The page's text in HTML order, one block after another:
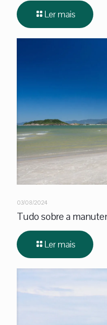
Ler mais
03/08/2024
Tudo sobre a
Ler mais